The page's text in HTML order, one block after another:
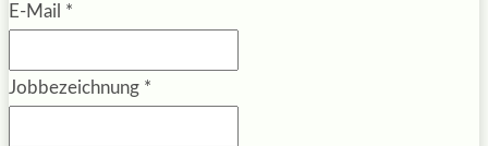
E-Mail *
Jobbezeichnung *